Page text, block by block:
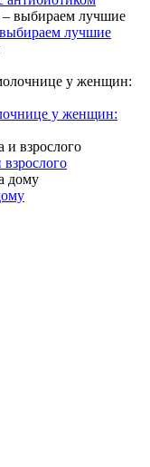
лучшие
у женщин: